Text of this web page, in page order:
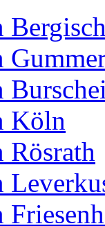
Köln
Rösrath